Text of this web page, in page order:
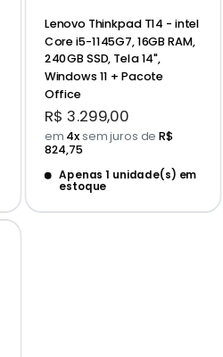
Lenovo Thinkpad T14 - intel
Core i5-1145G7, 16GB RAM,
240GB SSD, Tela 14",
Windows 11 + Pacote
Office
Preço
promocional
R$ 3.299,00
em 4xsem juros deR$
824,75
Apenas 1 unidade(s) em
estoque